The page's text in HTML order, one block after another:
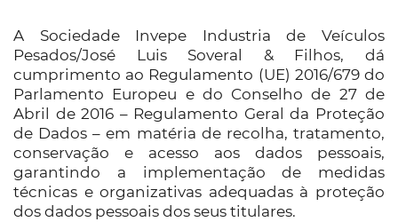
A Sociedade Invepe Industria de Veículos
Pesados/José Luis Soveral & Filhos, dá
cumprimento ao Regulamento (UE) 2016/679 do
Parlamento Europeu e do Conselho de 27 de
Abril de 2016 – Regulamento Geral da Proteção
de Dados – em matéria de recolha, tratamento,
conservação e acesso aos dados pessoais,
garantindo a implementação de medidas
técnicas e organizativas adequadas à proteção
dos dados pessoais dos seus titulares.